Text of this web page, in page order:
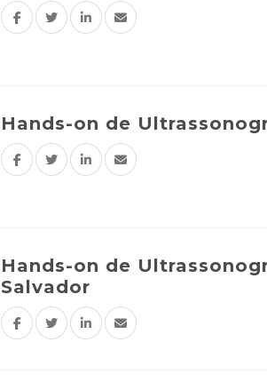
Hands-on de
Hands-on de
Salvador